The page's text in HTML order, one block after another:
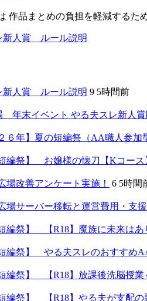
作品まとめの負担を軽減するた
新人賞 ルール説明
新人賞 ルール説明 9 5時間前
年末イベント やる夫スレ新人
６年】夏の短編祭（AA職人参加
編祭】 お嬢様の懐刀【Kコース
場改善アンケート実施！
6 5時間
場サーバー移転と運営費用・支
編祭】 【R18】魔族に未来は
編祭】 やる夫スレのおすすめ
編祭】 【R18】放課後洗脳授
編祭】 【R18】やる夫が支配の